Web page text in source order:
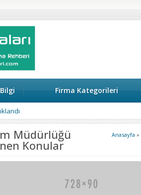
Bilgi Firma Kategorileri
Anasayfa »
Müdürlüğü
Konular